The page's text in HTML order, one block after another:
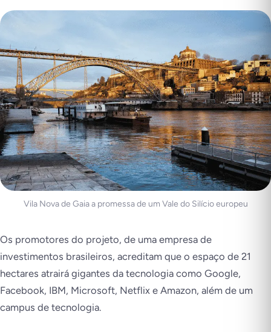
Vila Nova de Gaia a promessa de um Vale do Silício europeu
Os promotores do projeto, de uma empresa de
investimentos brasileiros, acreditam que o espaço de 21
hectares atrairá gigantes da tecnologia como Google,
Facebook, IBM, Microsoft, Netflix e Amazon, além de um
campus de tecnologia.